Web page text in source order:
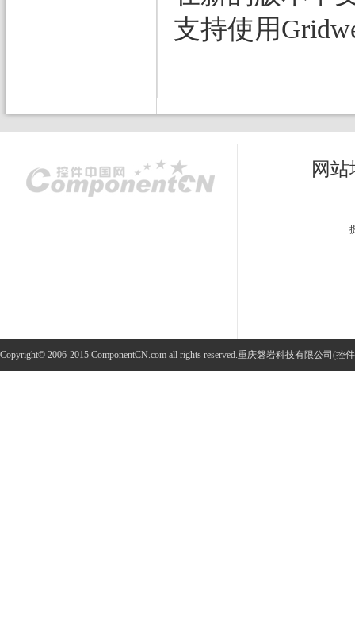
支持使用
网
Copyright© 2006-2015 ComponentCN.com all rights reserved.重庆磐岩科技有限公司(